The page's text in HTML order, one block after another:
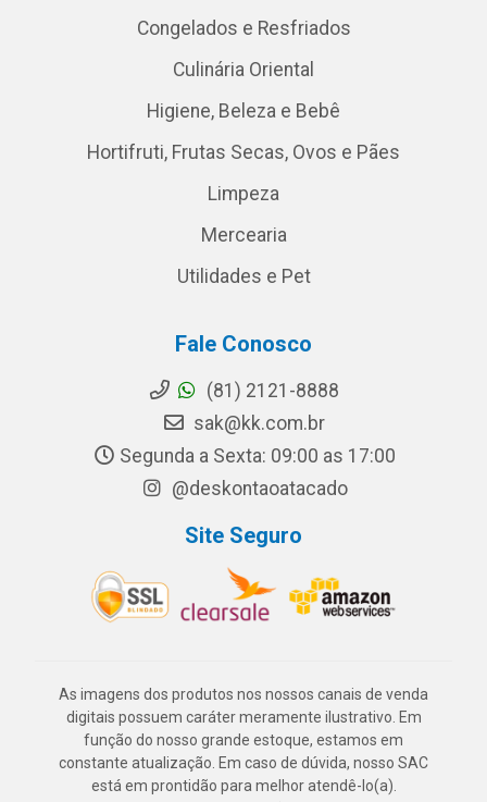
Congelados e Resfriados
Culinária Oriental
Higiene, Beleza e Bebê
Hortifruti, Frutas Secas, Ovos e Pães
Limpeza
Mercearia
Utilidades e Pet
Fale Conosco
(81) 2121-8888
sak@kk.com.br
Segunda a Sexta: 09:00 as 17:00
@deskontaoatacado
Site Seguro
As imagens dos produtos nos nossos canais de venda
digitais possuem caráter meramente ilustrativo. Em
função do nosso grande estoque, estamos em
constante atualização. Em caso de dúvida, nosso SAC
está em prontidão para melhor atendê-lo(a).